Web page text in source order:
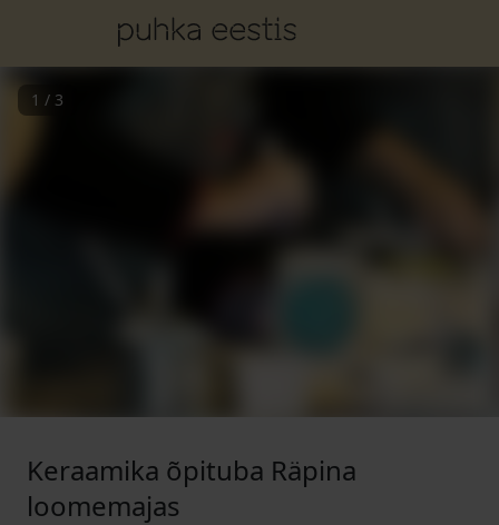
1 / 3
Keraamika õpituba Räpina
loomemajas